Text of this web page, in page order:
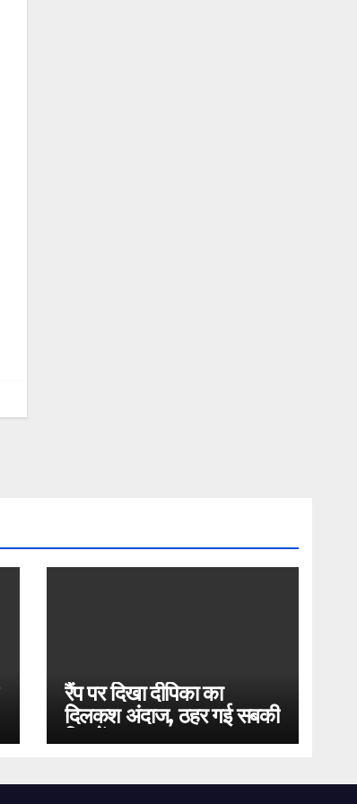
रैंप पर दिखा दीपिका का
दिलकश अंदाज, ठहर गई सबकी
निगाहें